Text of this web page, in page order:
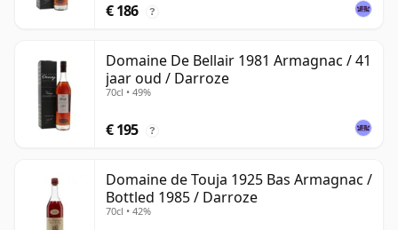
€ 186 ?
Domaine De Bellair 1981 Armagnac / 41
jaar oud / Darroze
70cl • 49%
€ 195 ?
Domaine de Touja 1925 Bas Armagnac /
Bottled 1985 / Darroze
70cl • 42%